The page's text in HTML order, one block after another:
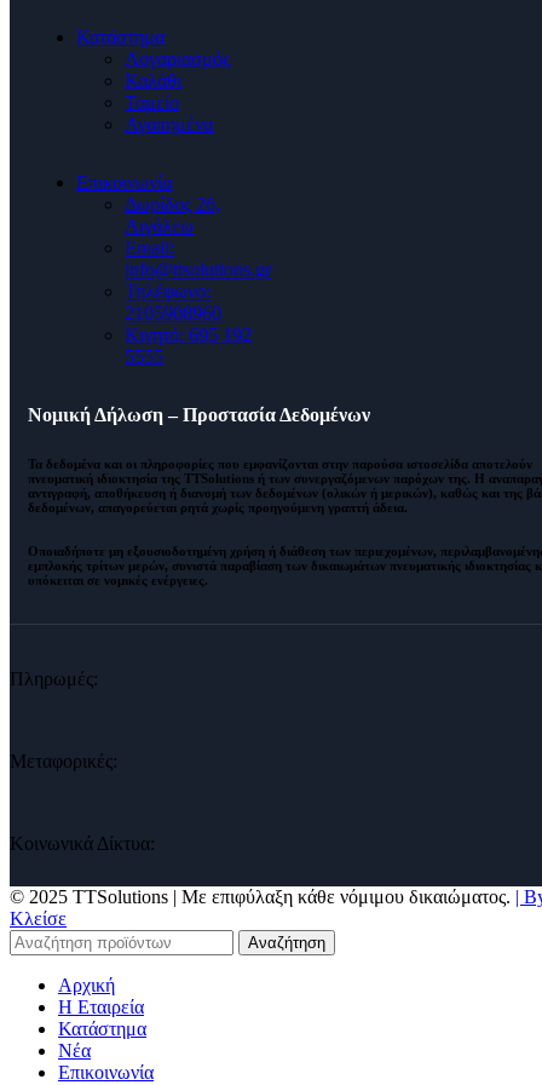
Κατάστημα
Λογαριασμός
Καλάθι
Ταμείο
Αγαπημένα
Επικοινωνία
Δωρίδος 26,
Αιγάλεω
Email:
info@ttsolutions.gr
Τηλέφωνο:
2105908960
Κινητό: 695 192
5555
Νομική Δήλωση – Προστασία Δεδομένων
Τα δεδομένα και οι πληροφορίες που εμφανίζονται στην παρούσα ιστοσελίδα αποτελούν
πνευματική ιδιοκτησία της TTSolutions ή των συνεργαζόμενων παρόχων της. Η
αντιγραφή, αποθήκευση ή διανομή των δεδομένων (ολικών ή μερικών), καθώς και της
δεδομένων, απαγορεύεται ρητά χωρίς προηγούμενη γραπτή άδεια.
Οποιαδήποτε μη εξουσιοδοτημένη χρήση ή διάθεση των περιεχομένων,
εμπλοκής τρίτων μερών, συνιστά παραβίαση των δικαιωμάτων πνευματικής ιδιοκτησίας
υπόκειται σε νομικές ενέργειες.
Πληρωμές:
Μεταφορικές:
Κοινωνικά Δίκτυα:
© 2025 TTSolutions | Με επιφύλαξη κάθε νόμιμου δικαιώματος. |
Κλείσε
Αναζήτηση
Αρχική
Η Εταιρεία
Κατάστημα
Νέα
Επικοινωνία